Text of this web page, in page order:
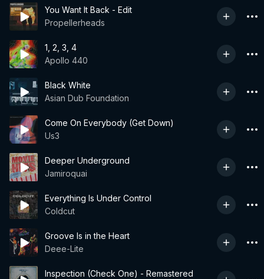
You Want It Back - Edit
Propellerheads
1, 2, 3, 4
Apollo 440
Black White
Asian Dub Foundation
Come On Everybody (Get Down)
Us3
Deeper Underground
Jamiroquai
Everything Is Under Control
Coldcut
Groove Is in the Heart
Deee-Lite
Inspection (Check One) - Remastered